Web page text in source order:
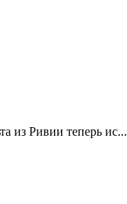
из Ривии теперь ис...